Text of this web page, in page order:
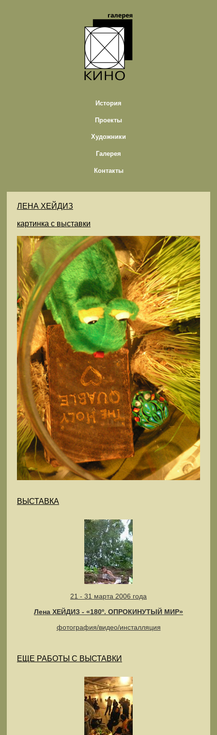
История
Проекты
Художники
Галерея
Контакты
ЛЕНА ХЕЙДИЗ
картинка с выставки
ВЫСТАВКА
21 - 31 марта 2006 года
Лена ХЕЙДИЗ - «180º. ОПРОКИНУТЫЙ МИР»
фотография/видео/инсталляция
ЕЩЕ РАБОТЫ С ВЫСТАВКИ